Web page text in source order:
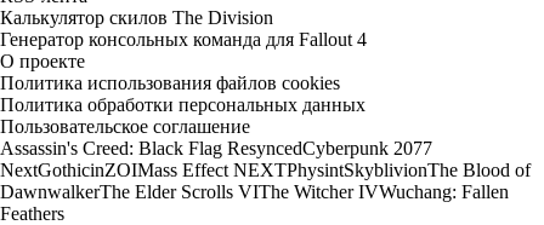
Калькулятор скилов The Division
Генератор консольных команда для Fallout 4
О проекте
Политика использования файлов cookies
Политика обработки персональных данных
Пользовательское соглашение
Assassin's Creed: Black Flag ResyncedCyberpunk 2077
NextGothicinZOIMass Effect NEXTPhysintSkyblivionThe Blood of
DawnwalkerThe Elder Scrolls VIThe Witcher IVWuchang: Fallen
Feathers